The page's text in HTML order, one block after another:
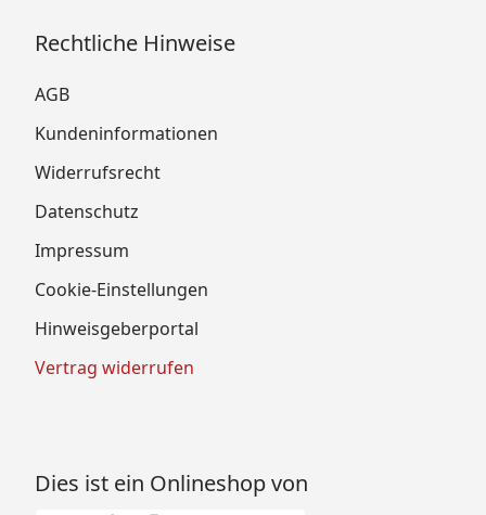
Rechtliche Hinweise
AGB
Kundeninformationen
Widerrufsrecht
Datenschutz
Impressum
Cookie-Einstellungen
Hinweisgeberportal
Vertrag widerrufen
Dies ist ein Onlineshop von